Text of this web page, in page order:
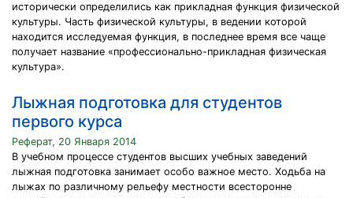
исторически определились как прикладная функция физической
культуры. Часть физической культуры, в ведении которой
находится исследуемая функция, в последнее время все чаще
получает название «профессионально-прикладная физическая
культура».
Лыжная подготовка для студентов
первого курса
Реферат, 20 Января 2014
В учебном процессе студентов высших учебных заведений
лыжная подготовка занимает особо важное место. Ходьба на
лыжах по различному рельефу местности всесторонне